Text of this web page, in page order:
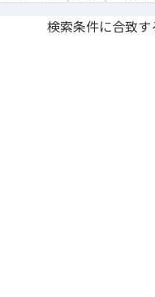
検索条件に合致す